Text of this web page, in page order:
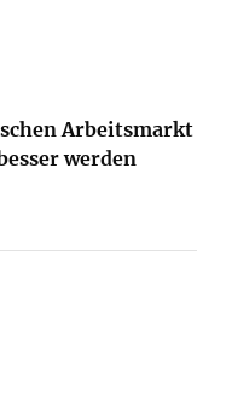
Arbeitsmarkt
werden